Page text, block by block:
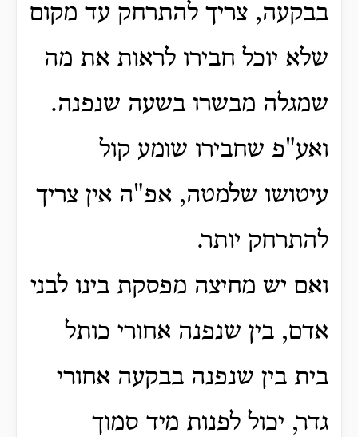
בבקעה, צריך להתרחק עד מקום
שלא יוכל חבירו לראות את מה
שמגלה מבשרו בשעה שנפנה.
ואע"פ שחבירו שומע קול
עיטושו שלמטה, אפ"ה אין צריך
להתרחק יותר.
ואם יש מחיצה מפסקת בינו לבני
אדם, בין שנפנה אחורי כותל
בית בין שנפנה בבקעה אחורי
גדר, יכול לפנות מיד סמוך